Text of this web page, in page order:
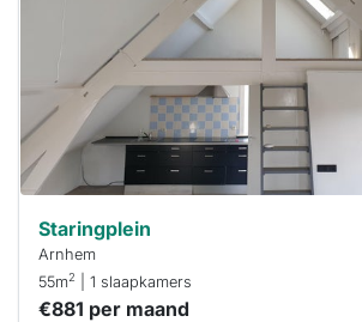
reageren.
Stekkies helpt
je hierbij!
Staringplein
Arnhem
55m2 | 1 slaapkamers
€881 per maand